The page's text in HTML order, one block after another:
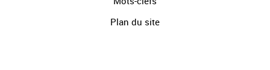
Plan du site